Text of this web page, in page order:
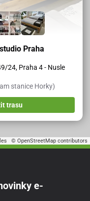
© OpenStreetMap contributors
Praha
24, Praha 4 - Nusle
stanice Horky)
trasu
e-